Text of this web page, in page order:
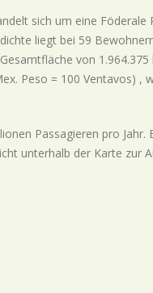
sich um eine Föderale
liegt bei 59
von
Peso = 100 Ventavos) ,
Passagieren pro Jahr.
unterhalb der Karte zur